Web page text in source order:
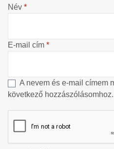
Név *
E-mail cím *
A nevem és e-mail címem
következő hozzászólásomhoz.